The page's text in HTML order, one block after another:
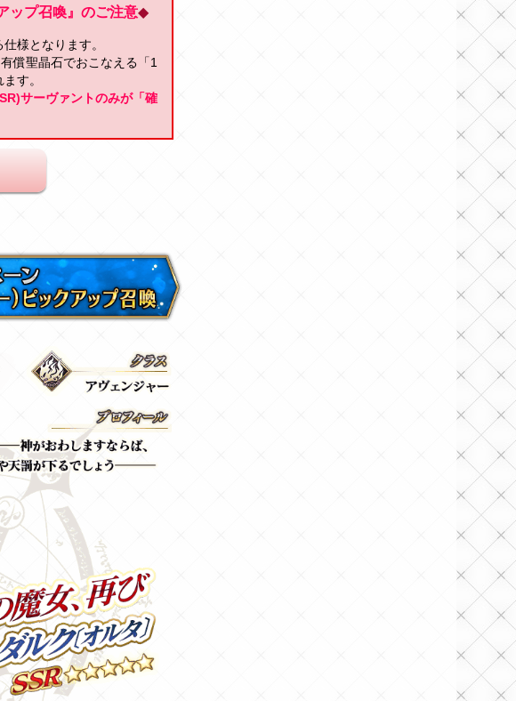
ップ召喚』のご注意◆
様となります。
償聖晶石でおこなえる「1
す。
サーヴァントのみが「確